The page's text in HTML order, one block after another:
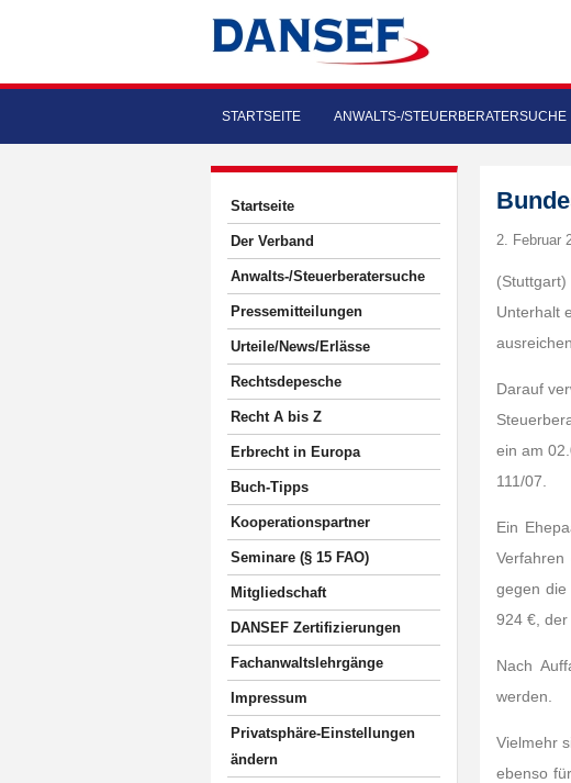
STARTSEITE ANWALTS-/STEUERBERATERSUCHE
Startseite
Der Verband
Anwalts-/Steuerberatersuche
Pressemitteilungen
Urteile/News/Erlässe
Rechtsdepesche
Recht A bis Z
Erbrecht in Europa
Buch-Tipps
Kooperationspartner
Seminare (§ 15 FAO)
Mitgliedschaft
DANSEF Zertifizierungen
Fachanwaltslehrgänge
Impressum
Privatsphäre-Einstellungen
ändern
2. Februar
Unterhalt
Darauf
ein am
111/07.
Ein
gegen die
924 €, der
Nach
werden.
Vielmehr
ebenso